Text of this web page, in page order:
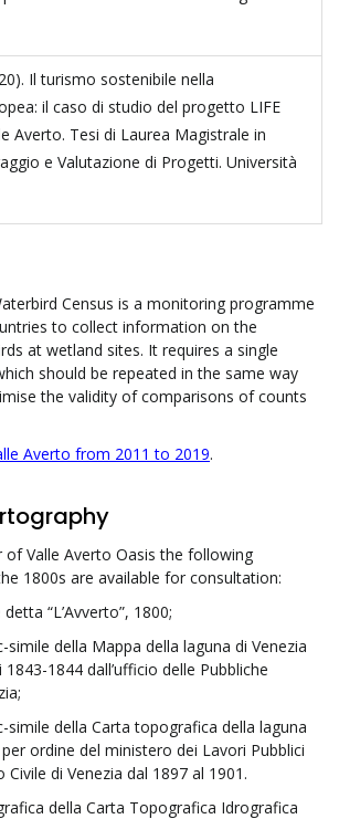
Il turismo sostenibile nella
il caso di studio del progetto LIFE
Averto. Tesi di Laurea Magistrale in
e Valutazione di Progetti. Università
Census is a monitoring programme
to collect information on the
at wetland sites. It requires a single
should be repeated in the same way
the validity of comparisons of counts
Averto from 2011 to 2019.
of Valle Averto Oasis the following
1800s are available for consultation:
“L’Avverto”, 1800;
simile della Mappa della laguna di Venezia
1844 dall’ufficio delle Pubbliche
simile della Carta topografica della laguna
ordine del ministero dei Lavori Pubblici
Civile di Venezia dal 1897 al 1901.
della Carta Topografica Idrografica